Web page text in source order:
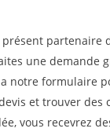
présent partenaire
une demande
notre formulaire
et trouver des
vous recevrez